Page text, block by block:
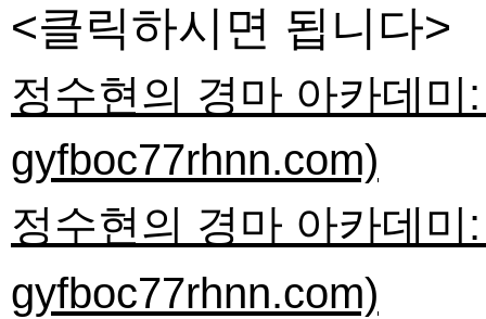
<클릭하시면 됩니다>
정수현의 경마 아카데
gyfboc77rhnn.com)
정수현의 경마 아카데
gyfboc77rhnn.com)